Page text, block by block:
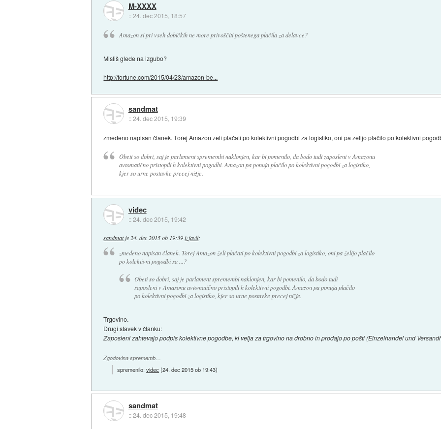
M-XXXX
::24. dec 2015, 18:57
Amazon si pri vseh dobičkih ne more privoščiti poštenega plačila za delavce?
Misliš glede na izgubo?
http://fortune.com/2015/04/23/amazon-be...
sandmat
::24. dec 2015, 19:39
zmedeno napisan članek. Torej Amazon želi plačati po kolektivni pogodbi za logistiko, oni pa želijo plačilo po kolektivni
Obeti so dobri, saj je parlament spremembi naklonjen, kar bi pomenilo, da bodo tudi zaposleni v Amazonu
avtomatično pristopili h kolektivni pogodbi. Amazon pa ponuja plačilo po kolektivni pogodbi za logistiko,
kjer so urne postavke precej nižje.
videc
::24. dec 2015, 19:42
sandmatje24. dec 2015 ob 19:39 izjavil:
zmedeno napisan članek. Torej Amazon želi plačati po kolektivni pogodbi za logistiko, oni pa želijo plačilo
po kolektivni pogodbi za ...?
Obeti so dobri, saj je parlament spremembi naklonjen, kar bi pomenilo, da bodo tudi
zaposleni v Amazonu avtomatično pristopili h kolektivni pogodbi. Amazon pa ponuja plačilo
po kolektivni pogodbi za logistiko, kjer so urne postavke precej nižje.
Trgovino.
Drugi stavek v članku:
Zaposleni zahtevajo podpis kolektivne pogodbe, ki velja za trgovino na drobno in prodajo po pošti (Einzelhandel und
Zgodovina sprememb…
spremenilo:videc (24. dec 2015 ob 19:43)
sandmat
::24. dec 2015, 19:48